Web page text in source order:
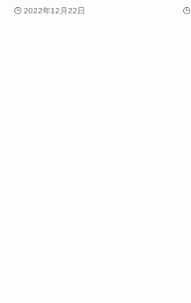
2022年12月22日